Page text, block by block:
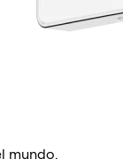
mundo.